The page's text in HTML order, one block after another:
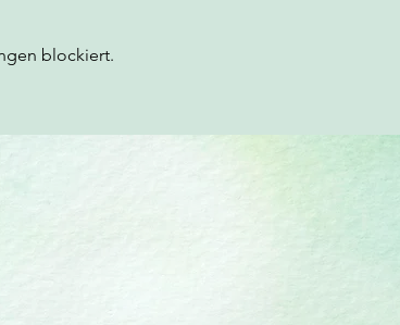
blockiert.